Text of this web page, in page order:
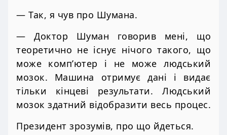
— Так, я чув про Шумана.
— Доктор Шуман говорив мені, що
теоретично не існує нічого такого, що
може комп’ютер і не може людський
мозок. Машина отримує дані і видає
тільки кінцеві результати. Людський
мозок здатний відобразити весь процес.
Президент зрозумів, про що йдеться.